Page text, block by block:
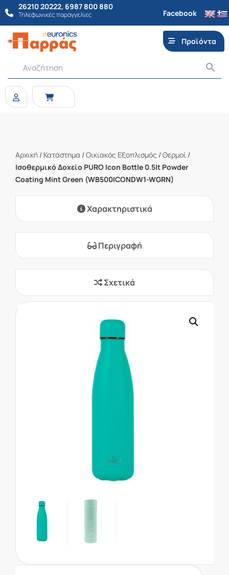
26210 20222, 6987 800 880
Τηλεφωνικές παραγγελίες Facebook
Προϊόντα
Αρχική / Κατάστημα /Οικιακός Εξοπλισμός /Θερμοί /
Ισοθερμικό Δοχείο PURO Icon Bottle 0.5lt Powder
Coating Mint Green (WB500ICONDW1-WGRN)
Χαρακτηριστικά
Περιγραφή
Σχετικά